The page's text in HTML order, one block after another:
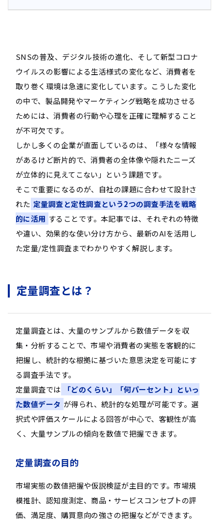
SNSの普及、デジタル技術の進化、そして新型コロナ
ウイルスの影響による生活様式の変化など、消費者を
取り巻く環境は急速に変化しています。こうした変化
の中で、製品開発やマーケティング戦略を成功させる
ためには、消費者の行動や心理を正確に理解すること
が不可欠です。
しかし多くの企業が直面しているのは、「様々な情報
があるけど断片的で、消費者の全体像や隠れたニーズ
が立体的に見えてこない」という課題です。
そこで重要になるのが、自社の課題に合わせて設計さ
れた 定量調査と定性調査という2つの調査手法を戦略
的に活用 することです。本記事では、それぞれの特徴
や違い、効果的な使い分け方から、最新のAIを活用し
た定量/定性調査までわかりやすく解説します。
定量調査とは？
定量調査とは、大量のサンプルから数値データを収
集・分析することで、市場や消費者の実態を客観的に
把握し、統計的な根拠に基づいた意思決定を可能にす
る調査手法です。
定量調査では
「どのくらい」「何パーセント」といっ
た数値データ が得られ、統計的な処理が可能です。選
択式や評価スケールによる回答が中心で、客観性が高
く、大量サンプルの傾向を数値で把握できます。
定量調査の目的
市場実態の数値把握や仮説検証が主目的です。市場規
模推計、認知度測定、商品・サービスコンセプトの評
価、満足度、購買意向の強さの把握などができます。